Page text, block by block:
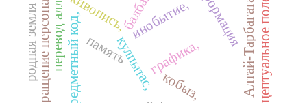
живопись,
графика,
кобыз,
кулпытас,
предметный код, инобытие,
память Алтай-Тарбагатай,
обращение персонажей концептуальное поле
родная земля